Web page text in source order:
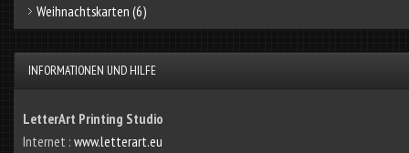
Weihnachtskarten (6)
INFORMATIONEN UND HILFE
LetterArt Printing Studio
Internet : www.letterart.eu